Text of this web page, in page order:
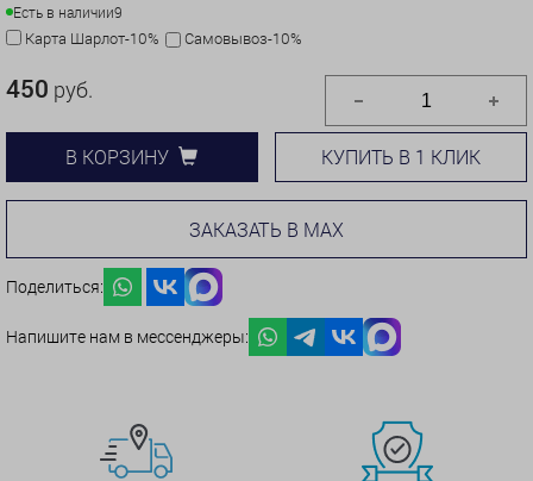
Есть в наличии9
Карта Шарлот-10% Самовывоз-10%
450 руб.
В КОРЗИНУ КУПИТЬ В 1 КЛИК
ЗАКАЗАТЬ В MAX
Поделиться:
Напишите нам в мессенджеры: